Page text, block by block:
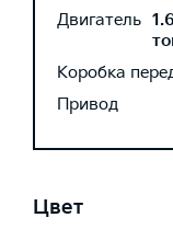
Двигатель
Коробка
Привод
Цвет